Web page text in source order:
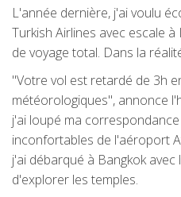
L'année dernière, j'ai voulu
Turkish Airlines avec escale
de voyage total. Dans la
"Votre vol est retardé de 3h
météorologiques", annonce
j'ai loupé ma
inconfortables de l'aéroport
j'ai débarqué à Bangkok
d'explorer les temples.